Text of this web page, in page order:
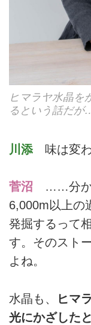
ヒマラヤ水晶を
るという話だ
川添 味は変
菅沼 ……分か
6,000m以上の
発掘するって
す。そのスト
よね。
水晶も、
ヒマ
光にかざした